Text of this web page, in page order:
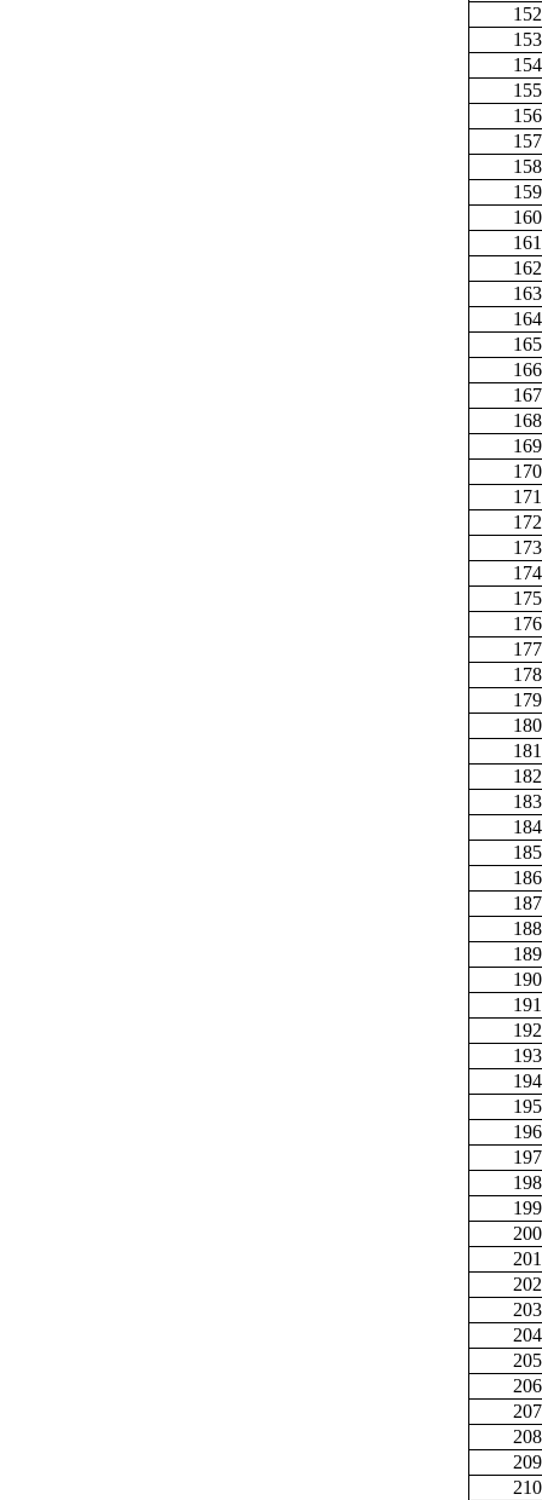
152
153
154
155
156
157
158
159
160
161
162
163
164
165
166
167
168
169
170
171
172
173
174
175
176
177
178
179
180
181
182
183
184
185
186
187
188
189
190
191
192
193
194
195
196
197
198
199
200
201
202
203
204
205
206
207
208
209
210